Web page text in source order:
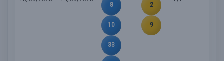
8
10
33
2
9